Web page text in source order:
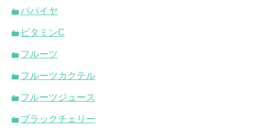
パパイヤ
ビタミンC
フルーツ
フルーツカクテル
フルーツジュース
ブラックチェリー